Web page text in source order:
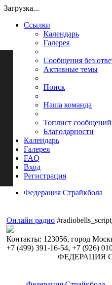
Загрузка...
Ссылки
Календарь
Галерея
Сообщения без
Активные темы
Поиск
Наша команда
Топлист сообщений
Благодарности
Календарь
Галерея
FAQ
Вход
Регистрация
Федерация Страйкбола
Онлайн радио
Контакты: 123056, город
+7 (499) 391-16-54, +7 (926)
ФЕДЕРАЦИЯ